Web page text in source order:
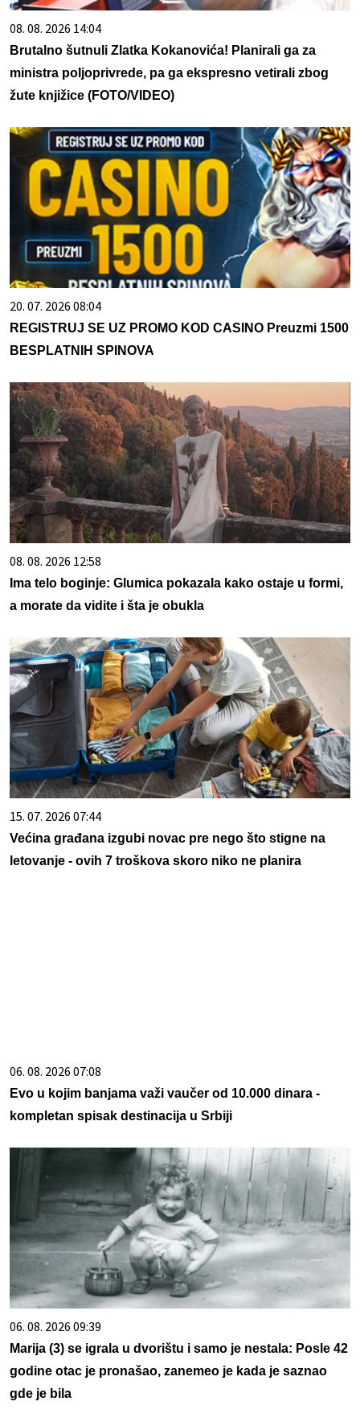
08. 08. 2026 14:04
Brutalno šutnuli Zlatka Kokanovića! Planirali ga za
ministra poljoprivrede, pa ga ekspresno vetirali zbog
žute knjižice (FOTO/VIDEO)
20. 07. 2026 08:04
REGISTRUJ SE UZ PROMO KOD CASINO Preuzmi 1500
BESPLATNIH SPINOVA
08. 08. 2026 12:58
Ima telo boginje: Glumica pokazala kako ostaje u formi,
a morate da vidite i šta je obukla
15. 07. 2026 07:44
Većina građana izgubi novac pre nego što stigne na
letovanje - ovih 7 troškova skoro niko ne planira
06. 08. 2026 07:08
Evo u kojim banjama važi vaučer od 10.000 dinara -
kompletan spisak destinacija u Srbiji
06. 08. 2026 09:39
Marija (3) se igrala u dvorištu i samo je nestala: Posle 42
godine otac je pronašao, zanemeo je kada je saznao
gde je bila